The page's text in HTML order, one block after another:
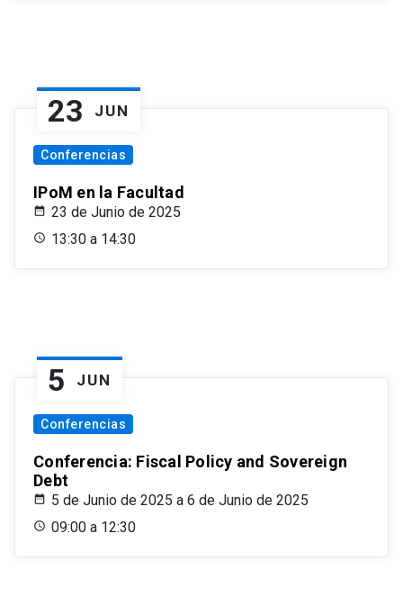
23 JUN
Conferencias
IPoM en la Facultad
23 de Junio de 2025
13:30 a 14:30
5 JUN
Conferencias
Conferencia: Fiscal Policy and Sovereign
Debt
5 de Junio de 2025 a 6 de Junio de 2025
09:00 a 12:30